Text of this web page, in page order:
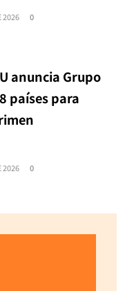
2026 0
anuncia Grupo
países para
2026 0